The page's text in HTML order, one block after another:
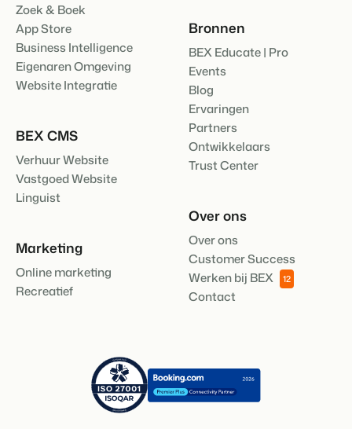
Zoek & Boek
App Store
Business Intelligence
Eigenaren Omgeving
Website Integratie
BEX CMS
Verhuur Website
Vastgoed Website
Linguist
Marketing
Online marketing
Recreatief
Bronnen
BEX Educate | Pro
Events
Blog
Ervaringen
Partners
Ontwikkelaars
Trust Center
Over ons
Over ons
Customer Success
Werken bij BEX
12
Contact